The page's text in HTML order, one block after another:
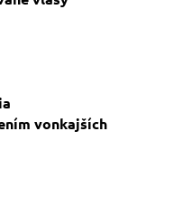
vonkajších